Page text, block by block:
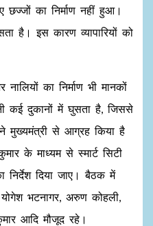
का निर्माण नहीं हुआ।
है। इस कारण व्यापारियों को
का निर्माण भी मानकों
कई दुकानों में घुसता है, जिससे
मुख्यमंत्री से आग्रह किया है
के माध्यम से स्मार्ट सिटी
निर्देश दिया जाए। बैठक में
योगेश भटनागर, अरुण कोहली,
आदि मौजूद रहे।